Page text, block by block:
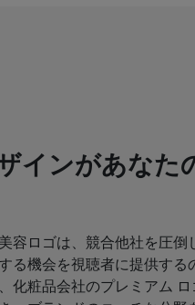
インがあなた
容ロゴは、競合他社を圧倒
る機会を視聴者に提供する
化粧品会社のプレミアム